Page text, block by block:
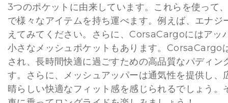
3つのポケットに由来しています。これらを使って
で様々なアイテムを持ち運べます。例えば、エナジ
えてみてください。さらに、CorsaCargoにはアッ
小さなメッシュポケットもあります。CorsaCargo
され、長時間快適に過ごすための高品質なパディン
す。さらに、メッシュアッパーは通気性を提供し、
晴らしい快適なフィット感を感じられるでしょう。